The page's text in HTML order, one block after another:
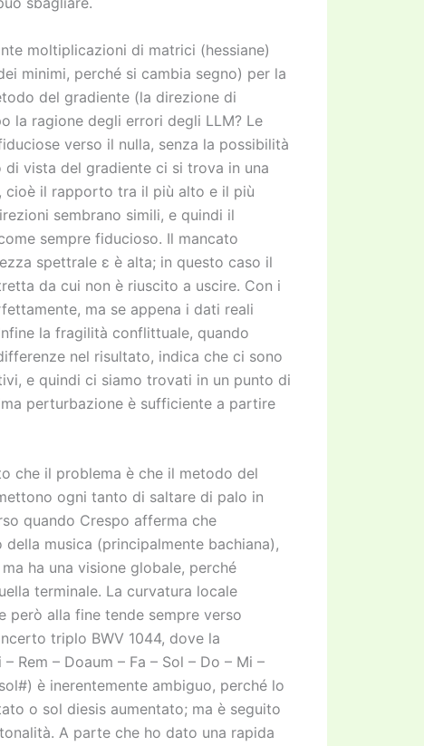
moltiplicazioni di matrici (hessiane)
minimi, perché si cambia segno) per la
del gradiente (la direzione di
la ragione degli errori degli LLM? Le
verso il nulla, senza la possibilità
di vista del gradiente ci si trova in una
cioè il rapporto tra il più alto e il più
sembrano simili, e quindi il
sempre fiducioso. Il mancato
spettrale ε è alta; in questo caso il
da cui non è riuscito a uscire. Con i
ma se appena i dati reali
la fragilità conflittuale, quando
nel risultato, indica che ci sono
e quindi ci siamo trovati in un punto di
perturbazione è sufficiente a partire
che il problema è che il metodo del
ogni tanto di saltare di palo in
quando Crespo afferma che
musica (principalmente bachiana),
ha una visione globale, perché
terminale. La curvatura locale
però alla fine tende sempre verso
triplo BWV 1044, dove la
Rem – Doaum – Fa – Sol – Do – Mi –
è inerentemente ambiguo, perché lo
o sol diesis aumentato; ma è seguito
A parte che ho dato una rapida